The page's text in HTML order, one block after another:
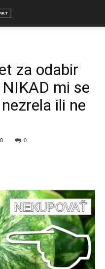
za odabir
mi se
ili ne
0